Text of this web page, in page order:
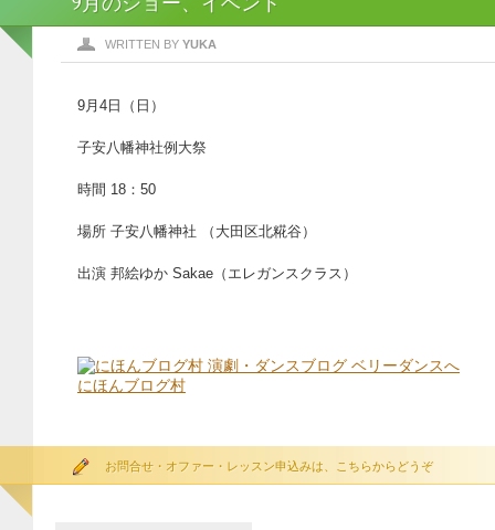
WRITTEN BY YUKA
9月4日（日）
子安八幡神社例大祭
時間 18：50
場所 子安八幡神社 （大田区北糀谷）
出演 邦絵ゆか Sakae（エレガンスクラス）
にほんブログ村
お問合せ・オファー・レッスン申込みは、こちらからどうぞ